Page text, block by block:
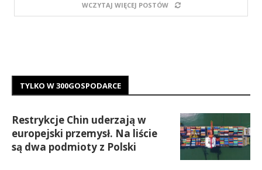
WCZYTAJ WIĘCEJ POSTÓW
TYLKO W 300GOSPODARCE
Restrykcje Chin uderzają w
europejski przemysł. Na liście
są dwa podmioty z Polski